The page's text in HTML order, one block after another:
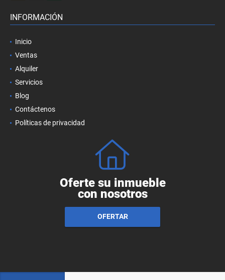
INFORMACIÓN
Inicio
Ventas
Alquiler
Servicios
Blog
Contáctenos
Políticas de privacidad
Oferte su inmueble
con nosotros
OFERTAR